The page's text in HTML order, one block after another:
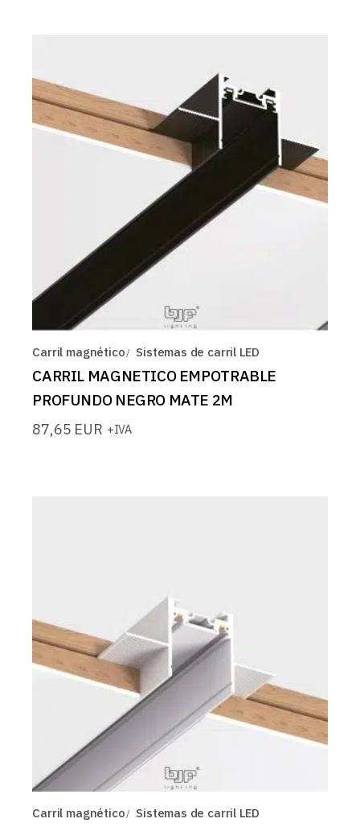
Carril magnético Sistemas de carril LED
CARRIL MAGNETICO EMPOTRABLE
PROFUNDO NEGRO MATE 2M
87,65 EUR +IVA
Carril magnético Sistemas de carril LED